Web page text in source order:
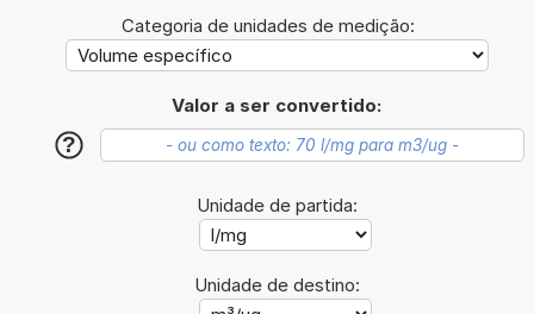
Categoria de unidades de medição:
Valor a ser convertido:
?
Unidade de partida:
Unidade de destino: